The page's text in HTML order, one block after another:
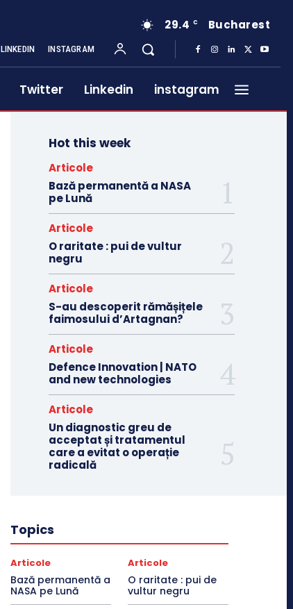
29.4 C Bucharest
LINKEDIN INSTAGRAM
Twitter Linkedin instagram
Hot this week
Articole
Bază permanentă a NASA
pe Lună
Articole
O raritate : pui de vultur
negru
Articole
S-au descoperit rămășițele
faimosului d’Artagnan?
Articole
Defence Innovation | NATO
and new technologies
Articole
Un diagnostic greu de
acceptat și tratamentul
care a evitat o operație
radicală
Topics
Articole
Bază permanentă a
NASA pe Lună
Articole
O raritate : pui de
vultur negru